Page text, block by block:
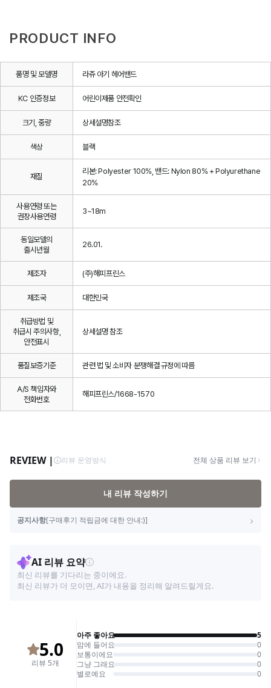
PRODUCT INFO
품명 및 모델명 라쥬 아기 헤어밴드
KC 인증정보 어린이제품 안전확인
크기, 중량 상세설명참조
색상 블랙
재질
리본: Polyester 100%, 밴드: Nylon 80% + Polyurethane
20%
사용연령 또는
권장사용연령
3~18m
동일모델의
출시년월
26.01.
제조자 (주)해피프린스
제조국 대한민국
취급방법 및
취급시 주의사항,
안전표시
상세설명 참조
품질보증기준 관련 법 및 소비자 분쟁해결 규정에 따름
A/S 책임자와
전화번호
해피프린스/1668-1570